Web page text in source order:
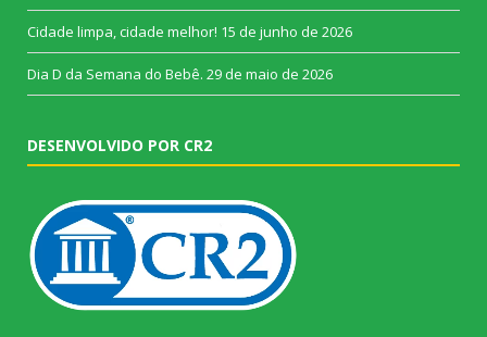
Cidade limpa, cidade melhor! 15 de junho de 2026
Dia D da Semana do Bebê. 29 de maio de 2026
DESENVOLVIDO POR CR2